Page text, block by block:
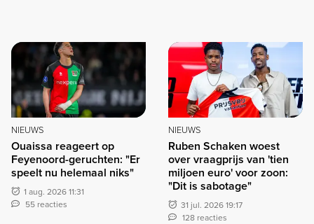
NIEUWS
Ouaissa reageert op
Feyenoord-geruchten: "Er
speelt nu helemaal niks"
1 aug. 2026 11:31
55 reacties
NIEUWS
Ruben Schaken woest
over vraagprijs van 'tien
miljoen euro' voor zoon:
"Dit is sabotage"
31 jul. 2026 19:17
128 reacties